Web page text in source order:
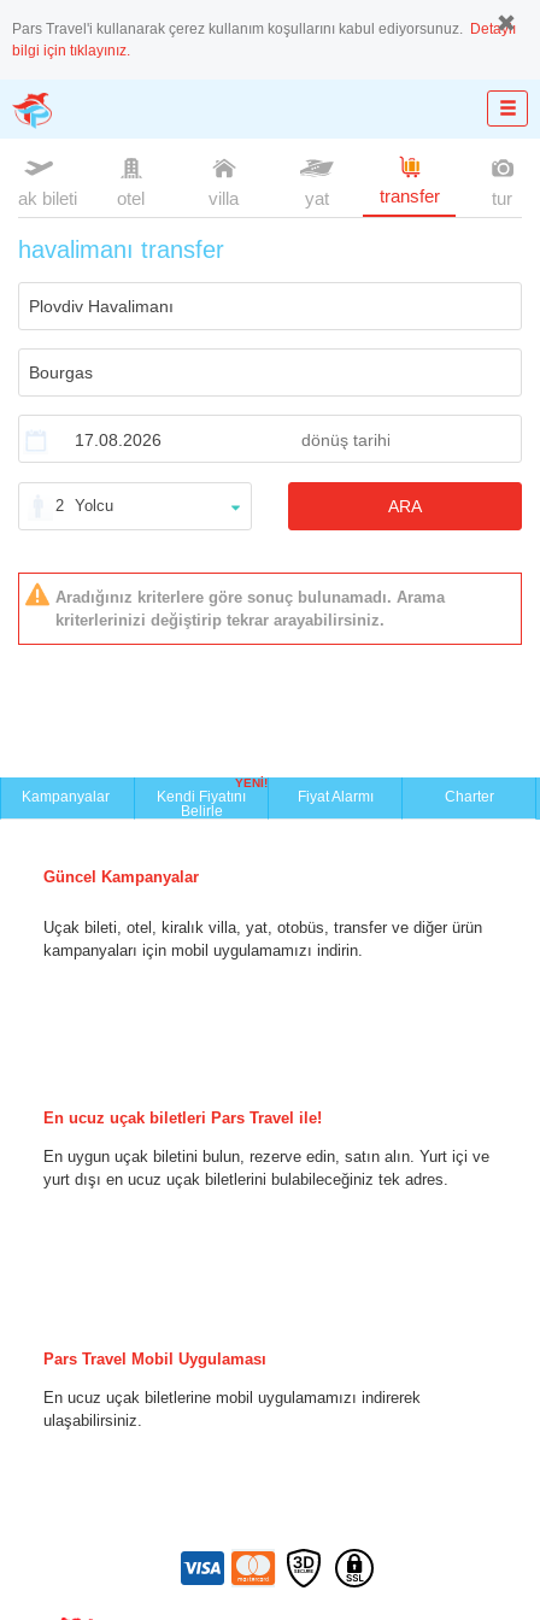
Pars Travel'i kullanarak çerez kullanım koşullarını kabul ediyorsunuz. Detaylı
bilgi için tıklayınız.
uçak bileti otel villa yat transfer tur
havalimanı transfer
2 Yolcu ARA
Aradığınız kriterlere göre sonuç bulunamadı. Arama
kriterlerinizi değiştirip tekrar arayabilirsiniz.
Kampanyalar
Kendi Fiyatını
Belirle
YENİ!
Fiyat Alarmı Charter
Güncel Kampanyalar
Uçak bileti, otel, kiralık villa, yat, otobüs, transfer ve diğer ürün
kampanyaları için mobil uygulamamızı indirin.
En ucuz uçak biletleri Pars Travel ile!
En uygun uçak biletini bulun, rezerve edin, satın alın. Yurt içi ve
yurt dışı en ucuz uçak biletlerini bulabileceğiniz tek adres.
Pars Travel Mobil Uygulaması
En ucuz uçak biletlerine mobil uygulamamızı indirerek
ulaşabilirsiniz.